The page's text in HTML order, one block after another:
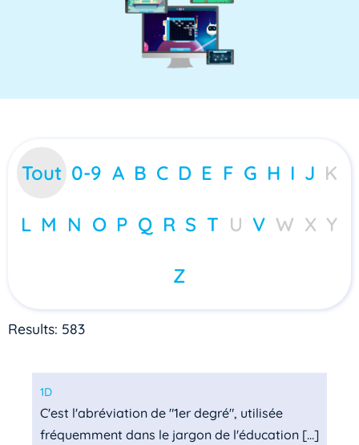
Tout 0-9 A B C D E F G H I J K
L M N O P Q R S T U V W X Y
Z
Results: 583
1D
C'est l'abréviation de "1er degré", utilisée
fréquemment dans le jargon de l'éducation [...]